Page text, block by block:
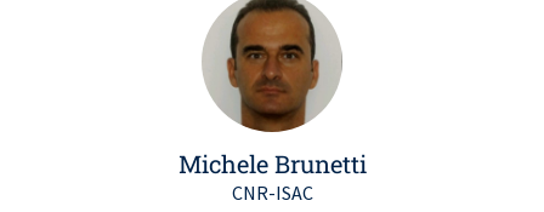
Michele Brunetti
CNR-ISAC